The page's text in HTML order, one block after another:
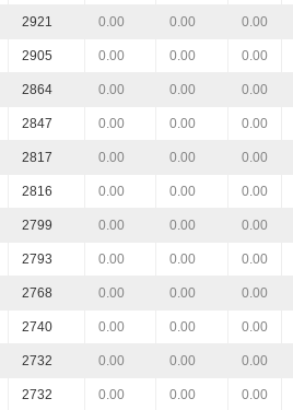
2921 0.00 0.00 0.00
2905 0.00 0.00 0.00
2864 0.00 0.00 0.00
2847 0.00 0.00 0.00
2817 0.00 0.00 0.00
2816 0.00 0.00 0.00
2799 0.00 0.00 0.00
2793 0.00 0.00 0.00
2768 0.00 0.00 0.00
2740 0.00 0.00 0.00
2732 0.00 0.00 0.00
2732 0.00 0.00 0.00